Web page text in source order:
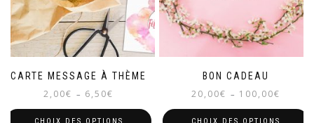
CARTE MESSAGE À THÈME
2,00€ – 6,50€
de
prix :
BON CADEAU
20,00€ – 100,00€
de